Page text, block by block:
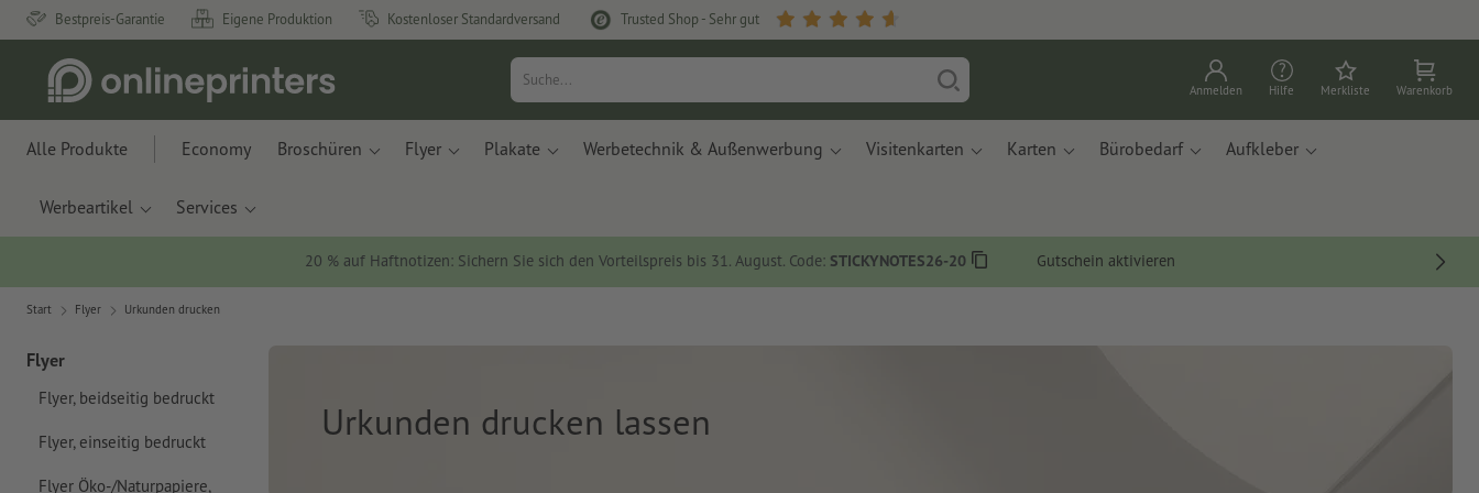
Bestpreis-Garantie Eigene Produktion Kostenloser Standardversand Trusted Shop - Sehr gut
Anmelden Hilfe Merkliste Warenkorb
Alle Produkte Economy Broschüren Flyer Plakate Werbetechnik & Außenwerbung Visitenkarten Karten Bürobedarf Aufkleber
Werbeartikel Services
20 % auf Haftnotizen: Sichern Sie sich den Vorteilspreis bis 31. August. Code: STICKYNOTES26-20 Gutschein aktivieren
Start Flyer Urkunden drucken
Flyer
Flyer, beidseitig bedruckt
Flyer, einseitig bedruckt
Flyer Öko-/Naturpapiere,
Urkunden drucken lassen